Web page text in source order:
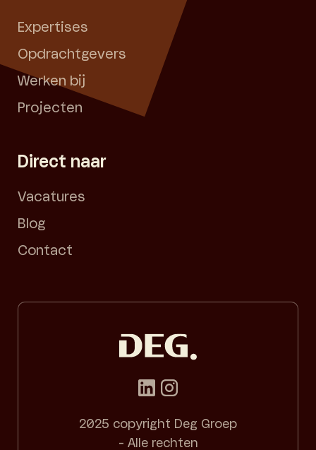
Expertises
Opdrachtgevers
Werken bij
Projecten
Direct naar
Vacatures
Blog
Contact
2025 copyright Deg Groep
- Alle rechten